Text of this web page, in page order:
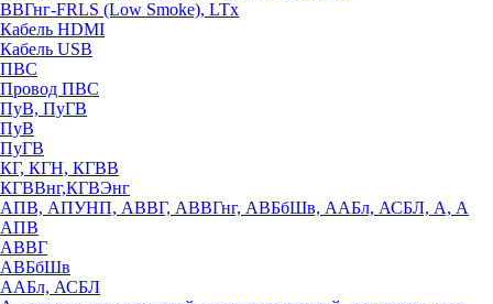
ВВГнг-FRLS (Low Smoke), LTx
Кабель HDMI
Кабель USB
ПВС
Провод ПВС
ПуВ, ПуГВ
ПуВ
ПуГВ
КГ, КГН, КГВВ
КГВВнг,КГВЭнг
АПВ, АПУНП, АВВГ, АВВГнг, АВБбШв, ААБл, АСБЛ, А, А
АПВ
АВВГ
АВБбШв
ААБл, АСБЛ